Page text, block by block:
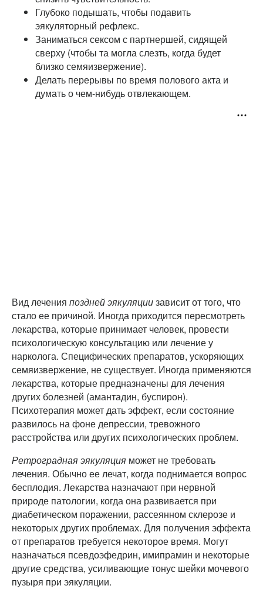
Глубоко подышать, чтобы подавить
эякуляторный рефлекс.
Заниматься сексом с партнершей, сидящей
сверху (чтобы та могла слезть, когда будет
близко семяизвержение).
Делать перерывы по время полового акта и
думать о чем-нибудь отвлекающем.
Вид лечения поздней эякуляциизависит от того, что
стало ее причиной. Иногда приходится пересмотреть
лекарства, которые принимает человек, провести
психологическую консультацию или лечение у
нарколога. Специфических препаратов, ускоряющих
семяизвержение, не существует. Иногда применяются
лекарства, которые предназначены для лечения
других болезней (амантадин, буспирон).
Психотерапия может дать эффект, если состояние
развилось на фоне депрессии, тревожного
расстройства или других психологических проблем.
Ретроградная эякуляция может не требовать
лечения. Обычно ее лечат, когда поднимается вопрос
бесплодия. Лекарства назначают при нервной
природе патологии, когда она развивается при
диабетическом поражении, рассеянном склерозе и
некоторых других проблемах. Для получения эффекта
от препаратов требуется некоторое время. Могут
назначаться псевдоэфедрин, имипрамин и некоторые
другие средства, усиливающие тонус шейки мочевого
пузыря при эякуляции.